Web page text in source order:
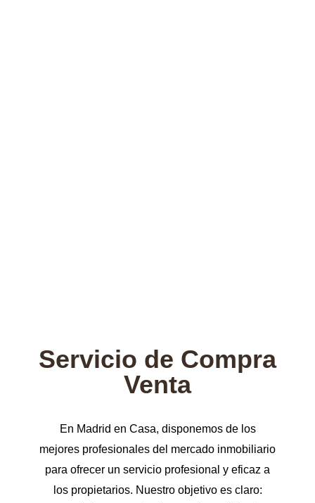
Servicio de Compra
Venta
En Madrid en Casa, disponemos de los
mejores profesionales del mercado inmobiliario
para ofrecer un servicio profesional y eficaz a
los propietarios. Nuestro objetivo es claro: